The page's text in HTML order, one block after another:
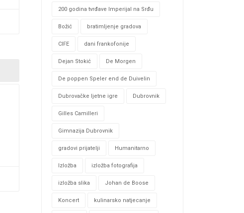
200 godina tvrđave Imperijal na Srđu
Božić bratimljenje gradova
CIFE dani frankofonije
Dejan Stokić De Morgen
De poppen Speler end de Duivelin
Dubrovačke ljetne igre Dubrovnik
Gilles Camilleri
Gimnazija Dubrovnik
gradovi prijatelji Humanitarno
Izložba izložba fotografija
izložba slika Johan de Boose
Koncert kulinarsko natjecanje